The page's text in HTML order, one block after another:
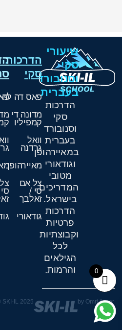
שיעורי
סקי
וסנובורד
בעברית
הדרכות
סקי
וסנובורד
בעברית
במאיירהופן
וגודאורי
מטובי
המדריכים
בישראל.
הדרכות
פרטיות
וקבוצתיות
לכל
הגילאים
והרמות.
הדרכות
סקי
פאס דה
מדונה די
קמפיליו
וואל
גרדנה
מאיירהופן
צל אם
סי /
זאלבך
גודאורי
by Omri Assor
SKI-IL 2025 ©
0